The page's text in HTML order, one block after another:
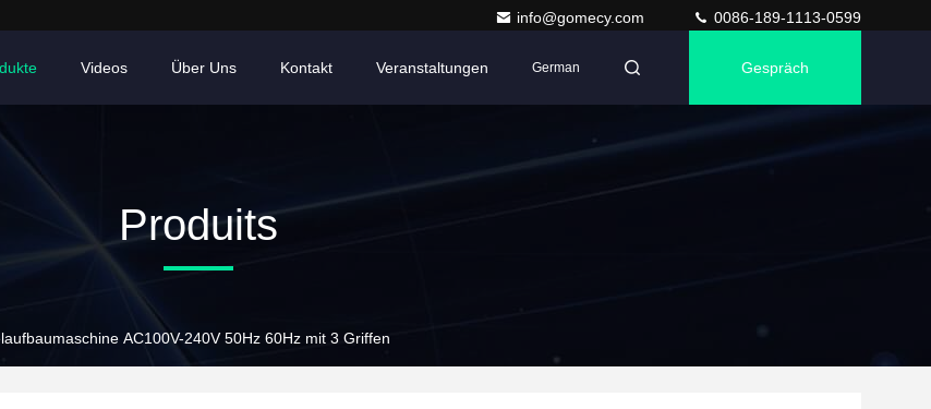
info@gomecy.com 0086-189-1113-0599
Videos Über Uns Kontakt Veranstaltungen German Gespräch
Produits
AC100V-240V 50Hz 60Hz mit 3 Griffen